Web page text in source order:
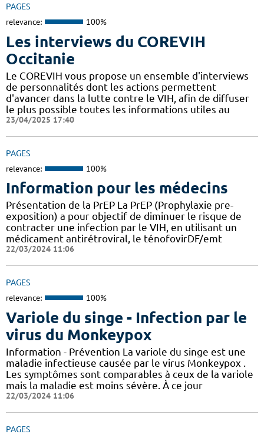
PAGES
relevance: 100%
Les interviews du COREVIH
Occitanie
Le COREVIH vous propose un ensemble d'interviews
de personnalités dont les actions permettent
d'avancer dans la lutte contre le VIH, afin de diffuser
le plus possible toutes les informations utiles au
23/04/2025 17:40
PAGES
relevance: 100%
Information pour les médecins
Présentation de la PrEP La PrEP (Prophylaxie pre-
exposition) a pour objectif de diminuer le risque de
contracter une infection par le VIH, en utilisant un
médicament antirétroviral, le ténofovirDF/emt
22/03/2024 11:06
PAGES
relevance: 100%
Variole du singe - Infection par le
virus du Monkeypox
Information - Prévention La variole du singe est une
maladie infectieuse causée par le virus Monkeypox .
Les symptômes sont comparables à ceux de la variole
mais la maladie est moins sévère. À ce jour
22/03/2024 11:06
PAGES